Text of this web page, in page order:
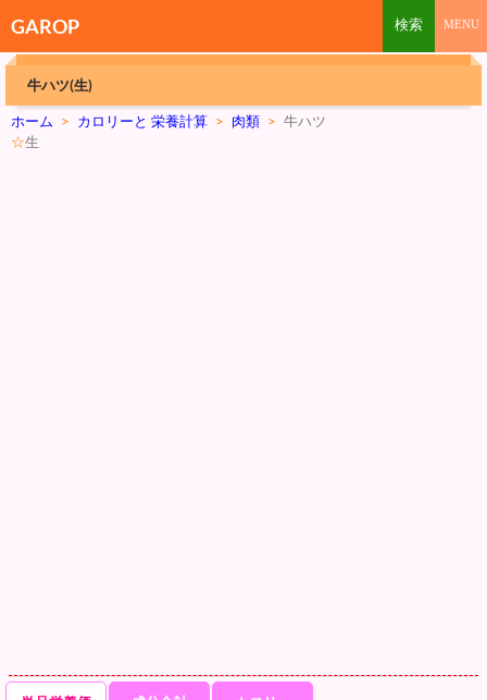
GAROP
牛ハツ(生)
ホーム > カロリーと 栄養計算 > 肉類 > 牛ハツ
☆生